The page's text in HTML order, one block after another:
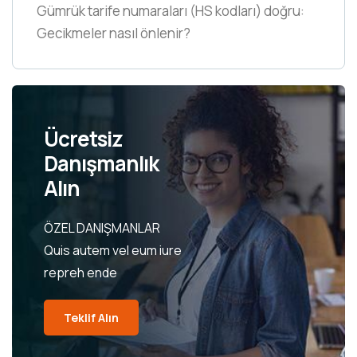
Gümrük tarife numaraları (HS kodları) doğru:
Gecikmeler nasıl önlenir?
Ücretsiz
Danışmanlık
Alın
ÖZEL DANIŞMANLAR
Quis autem vel eum iure
repreh ende
Teklif Alın